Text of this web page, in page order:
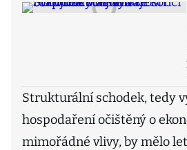
Strukturální schodek, tedy
hospodaření očištěný o
mimořádné vlivy, by mělo